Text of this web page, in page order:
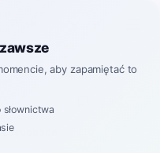
escuchado
aby zapamiętać to